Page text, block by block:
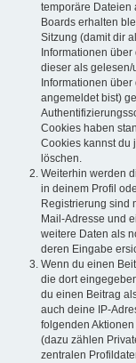
temporäre Dateien
Boards erhalten
Sitzung (damit dir
Informationen
dieser als gelesen/
Informationen
angemeldet bist)
Cookies haben
Cookies kannst du
löschen.
Weiterhin werden
in deinem Profil
Registrierung sind
Mail-Adresse und
weitere Daten als
deren Eingabe
Wenn du einen
die dort
du einen Beitrag
auch deine IP-
folgenden
(dazu zählen
zentralen